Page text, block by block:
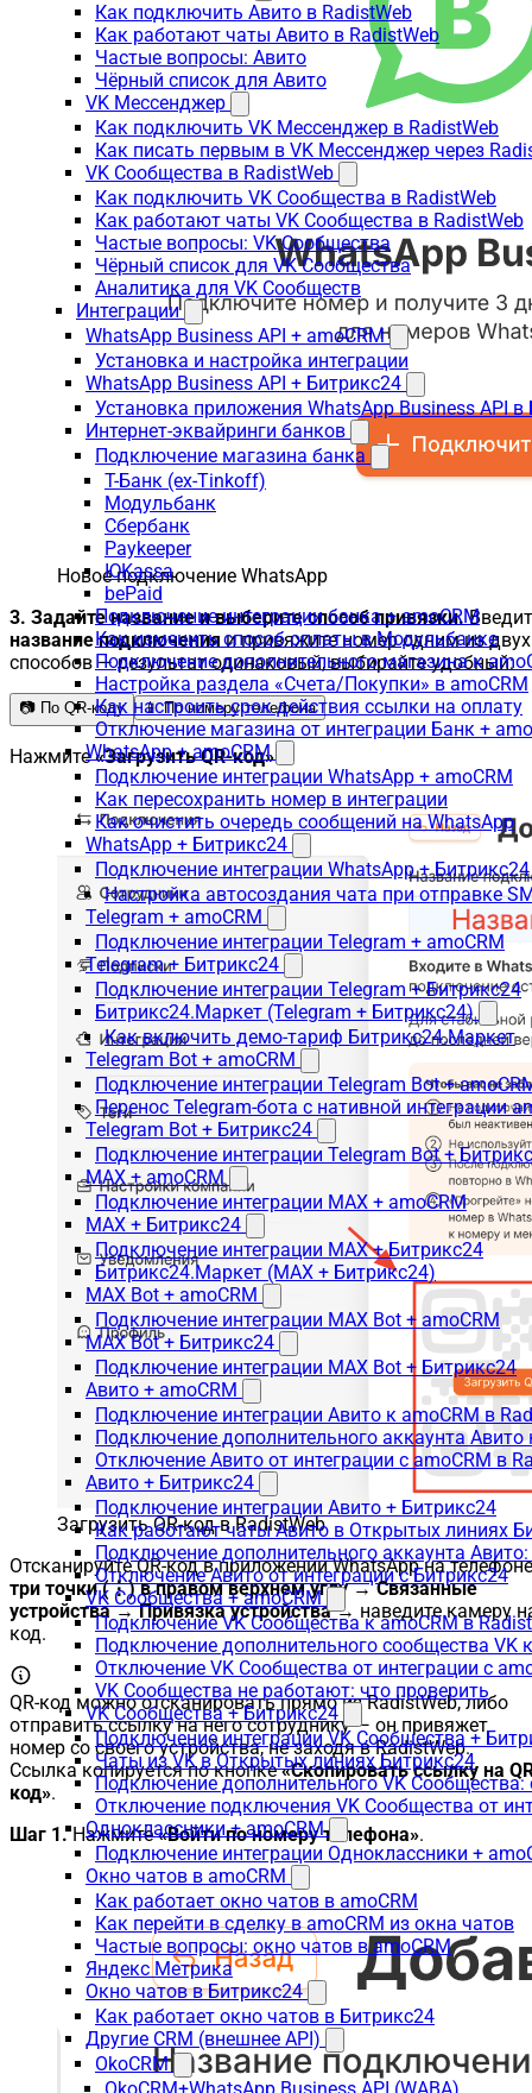
Как подключить Авито в RadistWeb
Как работают чаты Авито в RadistWeb
Частые вопросы: Авито
Чёрный список для Авито
VK Мессенджер
Как подключить VK Мессенджер в RadistWeb
Как писать первым в VK Мессенджер через
VK Сообщества в RadistWeb
Как подключить VK Сообщества в RadistWeb
Как работают чаты VK Сообщества в RadistWeb
Частые вопросы: VK Сообщества
Чёрный список для VK Сообщества
Аналитика для VK Сообществ
Интеграции
WhatsApp Business API + amoCRM
Установка и настройка интеграции
WhatsApp Business API + Битрикс24
Установка приложения WhatsApp Business API
Интернет-эквайринги банков
Подключение магазина банка
Т-Банк (ex-Tinkoff)
Модульбанк
Сбербанк
Paykeeper
ЮKassa
bePaid
Подключение интеграции банка + amoCRM
Как изменить способ оплаты в Модульбанке
Подключение дополнительного магазина к
Настройка раздела «Счета/Покупки» в amoCRM
Как настроить срок действия ссылки на оплату
Отключение магазина от интеграции Банк +
WhatsApp + amoCRM
Подключение интеграции WhatsApp + amoCRM
Как пересохранить номер в интеграции
Как очистить очередь сообщений на WhatsApp
WhatsApp + Битрикс24
Подключение интеграции WhatsApp + Битрикс24
Настройка автосоздания чата при отправке
Telegram + amoCRM
Подключение интеграции Telegram + amoCRM
Telegram + Битрикс24
Подключение интеграции Telegram + Битрикс24
Битрикс24.Маркет (Telegram + Битрикс24)
Как включить демо-тариф Битрикс24.Маркет
Telegram Bot + amoCRM
Подключение интеграции Telegram Bot +
Перенос Telegram-бота с нативной интеграции
Telegram Bot + Битрикс24
Подключение интеграции Telegram Bot +
MAX + amoCRM
Подключение интеграции MAX + amoCRM
MAX + Битрикс24
Подключение интеграции MAX + Битрикс24
Битрикс24.Маркет (MAX + Битрикс24)
MAX Bot + amoCRM
Подключение интеграции MAX Bot + amoCRM
MAX Bot + Битрикс24
Подключение интеграции MAX Bot + Битрикс24
Авито + amoCRM
Подключение интеграции Авито к amoCRM в
Подключение дополнительного аккаунта Авито
Отключение Авито от интеграции с amoCRM в
Авито + Битрикс24
Подключение интеграции Авито + Битрикс24
Как работают чаты Авито в Открытых линиях
Подключение дополнительного аккаунта
Отключение Авито от интеграции с Битрикс24
VK Сообщества + amoCRM
Подключение VK Сообщества к amoCRM в
Подключение дополнительного сообщества VK
Отключение VK Сообщества от интеграции с
VK Сообщества не работают: что проверить
VK Сообщества + Битрикс24
Подключение интеграции VK Сообщества +
Чаты из VK в Открытых линиях Битрикс24
Подключение дополнительного VK
Отключение подключения VK Сообщества от
Одноклассники + amoCRM
Подключение интеграции Одноклассники +
Окно чатов в amoCRM
Как работает окно чатов в amoCRM
Как перейти в сделку в amoCRM из окна чатов
Частые вопросы: окно чатов в amoCRM
Яндекс Метрика
Окно чатов в Битрикс24
Как работает окно чатов в Битрикс24
Другие CRM (внешнее API)
OkoCRM
Новое подключение WhatsApp
3. Задайте название и выберите способ привязки.
название подключенияи привяжите номер одним из двух
способов — результат одинаковый, выбирайте удобный:
📷 По QR-коду 📱 По номеру телефона
Нажмите«Загрузить QR-код».
Загрузить QR-код в RadistWeb
Отсканируйте QR-код в приложении WhatsApp на
три точки (⋮) в правом верхнем углу → Связанные
устройства → Привязка устройства→ наведите камеру
код.
QR-код можно отсканировать прямо из RadistWeb, либо
отправить ссылку на него сотруднику — он привяжет
номер со своего устройства, не заходя в RadistWeb.
Ссылка копируется по кнопке«Скопировать ссылку на
код».
Шаг 1.Нажмите«Войти по номеру телефона».